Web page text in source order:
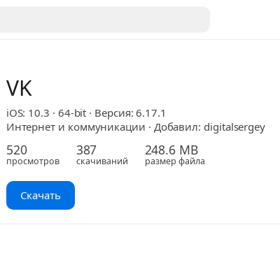
VK
iOS: 10.3 · 64-bit · Версия: 6.17.1
Интернет и коммуникации · Добавил: digitalsergey
520
просмотров
387
скачиваний
248.6 MB
размер файла
Скачать